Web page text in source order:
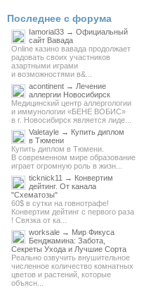
Последнее с форума
Iamorial33 → Официальный
сайт Вавада
Online казино вавада продолжает
радовать своих участников
азартными играми
и возможностями в&...
acontinent → Лечение
аллергии Новосибирск
Медицинский центр аллергологии
и иммунологии «БЕНЕ ВОБИС»
в г. Новосибирск является лиде...
Valetayle → Купить диплом
в Тюмени
Купить диплом в Тюмени.
В современном мире образование
играет огромную роль в жизн...
ticknick11 → Конвертим
дейтинг. От канала
"Схематозы"
60$ в сутки на говнотрафе!
Конвертим дейтинг с первого раза
! Связка от ка...
worksale → Мир Фикуса
Бенджамина: Забота,
Секреты Ухода и Лучшие Сорта
Реально озвучить внушительное
численное количество комнатных
цветов и растений, которые
объясн...